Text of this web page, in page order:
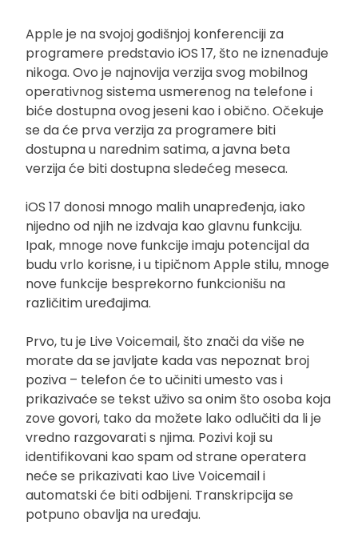
Apple je na svojoj godišnjoj konferenciji za
programere predstavio iOS 17, što ne iznenađuje
nikoga. Ovo je najnovija verzija svog mobilnog
operativnog sistema usmerenog na telefone i
biće dostupna ovog jeseni kao i obično. Očekuje
se da će prva verzija za programere biti
dostupna u narednim satima, a javna beta
verzija će biti dostupna sledećeg meseca.
iOS 17 donosi mnogo malih unapređenja, iako
nijedno od njih ne izdvaja kao glavnu funkciju.
Ipak, mnoge nove funkcije imaju potencijal da
budu vrlo korisne, i u tipičnom Apple stilu, mnoge
nove funkcije besprekorno funkcionišu na
različitim uređajima.
Prvo, tu je Live Voicemail, što znači da više ne
morate da se javljate kada vas nepoznat broj
poziva – telefon će to učiniti umesto vas i
prikazivaće se tekst uživo sa onim što osoba koja
zove govori, tako da možete lako odlučiti da li je
vredno razgovarati s njima. Pozivi koji su
identifikovani kao spam od strane operatera
neće se prikazivati kao Live Voicemail i
automatski će biti odbijeni. Transkripcija se
potpuno obavlja na uređaju.